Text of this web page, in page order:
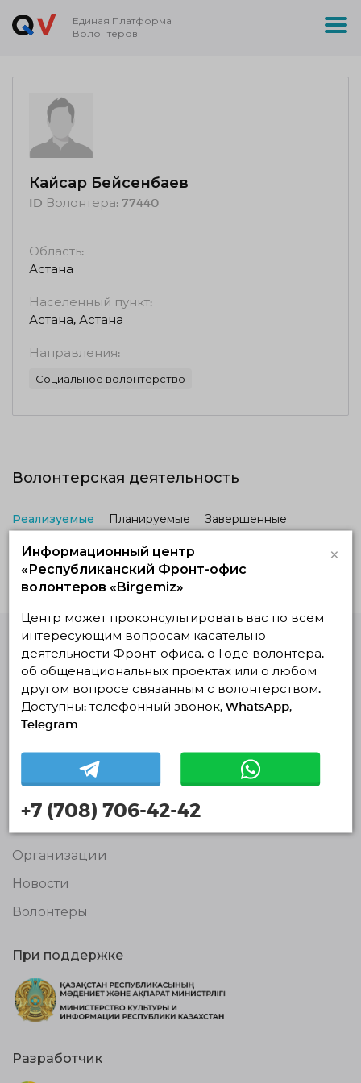
Единая Платформа
Волонтёров
Кайсар Бейсенбаев
ID Волонтера: 77440
Область:
Астана
Населенный пункт:
Астана, Астана
Направления:
Социальное волонтерство
Волонтерская деятельность
Реализуемые Планируемые Завершенные
Нет действующих проектов
Единая Платформа
Волонтёров
© Единая Платформа Волонтёров 2018-2026
Навигация
Организации
Новости
Волонтеры
При поддержке
Разработчик
Информационный центр
«Республиканский Фронт-офис
волонтеров «Birgemiz»
×
Центр может проконсультировать вас по всем
интересующим вопросам касательно
деятельности Фронт-офиса, о Годе волонтера,
об общенациональных проектах или о любом
другом вопросе связанным с волонтерством.
Доступны: телефонный звонок, WhatsApp,
Telegram
+7 (708) 706-42-42